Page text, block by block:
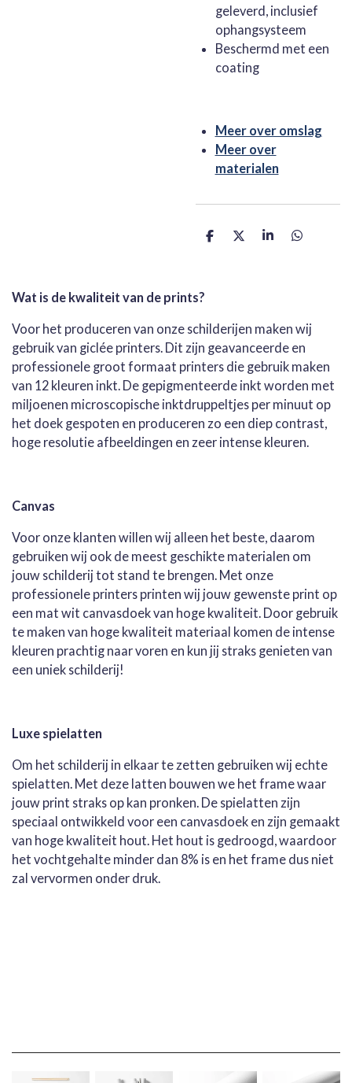
geleverd, inclusief
ophangsysteem
Beschermd met een
coating
Meer over omslag
Meer over
materialen
D
D
S
D
Wat is de kwaliteit van de prints?
Voor het produceren van onze schilderijen maken wij
gebruik van giclée printers. Dit zijn geavanceerde en
professionele groot formaat printers die gebruik maken
van 12 kleuren inkt. De gepigmenteerde inkt worden met
miljoenen microscopische inktdruppeltjes per minuut op
het doek gespoten en produceren zo een diep contrast,
hoge resolutie afbeeldingen en zeer intense kleuren.
Canvas
Voor onze klanten willen wij alleen het beste, daarom
gebruiken wij ook de meest geschikte materialen om
jouw schilderij tot stand te brengen. Met onze
professionele printers printen wij jouw gewenste print op
een mat wit canvasdoek van hoge kwaliteit. Door gebruik
te maken van hoge kwaliteit materiaal komen de intense
kleuren prachtig naar voren en kun jij straks genieten van
een uniek schilderij!
Luxe spielatten
Om het schilderij in elkaar te zetten gebruiken wij echte
spielatten. Met deze latten bouwen we het frame waar
jouw print straks op kan pronken. De spielatten zijn
speciaal ontwikkeld voor een canvasdoek en zijn gemaakt
van hoge kwaliteit hout. Het hout is gedroogd, waardoor
het vochtgehalte minder dan 8% is en het frame dus niet
zal vervormen onder druk.